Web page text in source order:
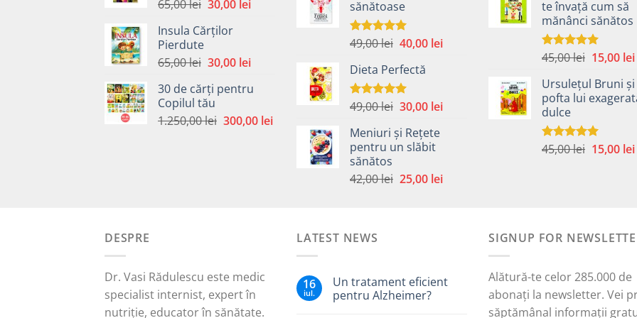
65,00lei Prețul
a
65,00 lei.
30,00 leiPrețul
Insula Cărților
Pierdute
65,00lei Prețul
a
fost:
65,00 lei.
30,00 leiPrețul
este:
30 de cărți pentru
Copilul tău
1.250,00lei Prețul
300,00 leiPrețul
300,00 lei.
fost:
59,00 lei.
sănătoase
Evaluat la
49,00lei Prețul
a
fost:
49,00 lei.
40,00 leiPrețul
Dieta Perfectă
Evaluat la
49,00lei Prețul
a
fost:
30,00 leiPrețul
Meniuri și Rețete
pentru un slăbit
sănătos
42,00lei Prețul
25,00 leiPrețul
fost:
45,00 lei.
te învață cum să
mănânci sănătos
Evaluat la
45,00lei Prețul
a
fost:
15,00 lei
Ursulețul Bruni și
pofta lui
dulce
Evaluat la
45,00lei Prețul
15,00 lei
DESPRE
Dr. Vasi Rădulescu este medic
specialist internist, expert în
nutriție, educator în sănătate.
LATEST NEWS
16
iul.
Un tratament eficient
pentru Alzheimer?
SIGNUP FOR
Alătură-te celor 285.000 de
abonați la newsletter. Vei
săptămânal informații